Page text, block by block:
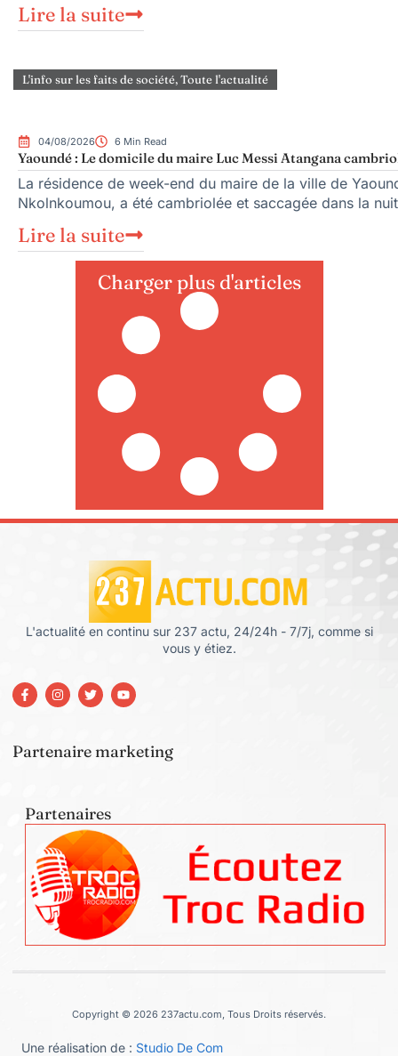
Lire la suite
L'info sur les faits de société,Toute l'actualité
04/08/2026 6 Min Read
Yaoundé : Le domicile du maire Luc Messi Atangana
La résidence de week-end du maire de la ville de
Nkolnkoumou, a été cambriolée et saccagée dans la nuit
Lire la suite
Charger plus d'articles
L'actualité en continu sur 237 actu, 24/24h - 7/7j, comme si
vous y étiez.
Partenaire marketing
Partenaires
Copyright © 2026 237actu.com, Tous Droits réservés.
Une réalisation de : Studio De Com